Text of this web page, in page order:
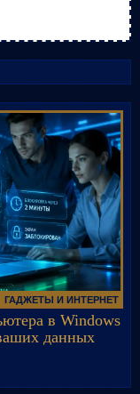
ГАДЖЕТЫ И ИНТЕРНЕТ
в Windows
данных